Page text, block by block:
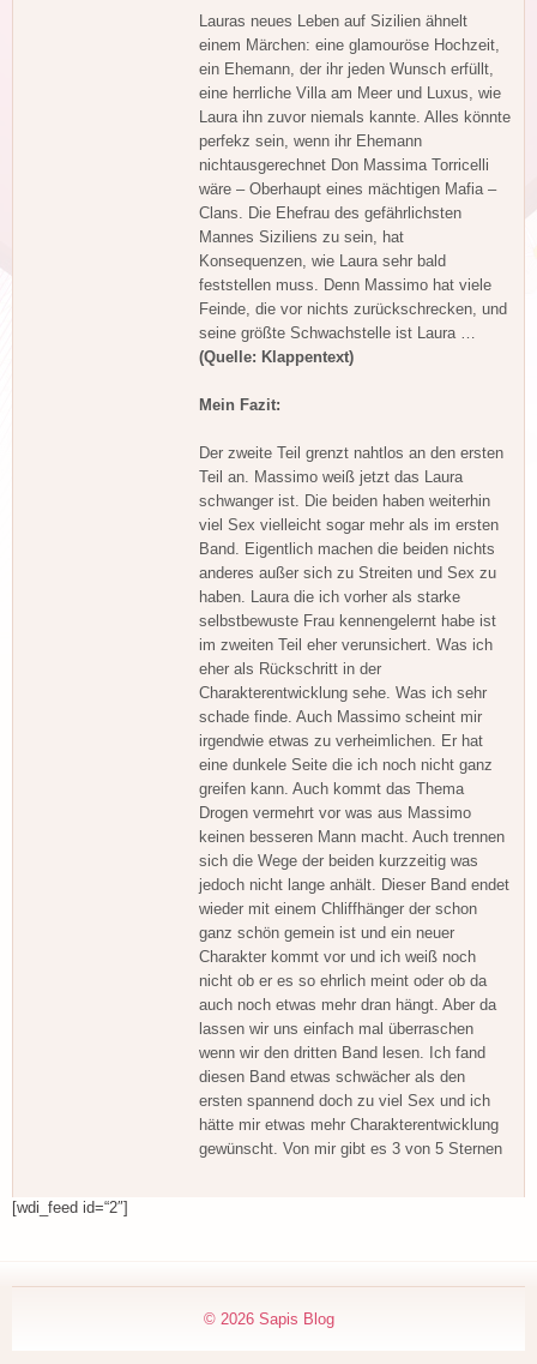
Lauras neues Leben auf Sizilien ähnelt
einem Märchen: eine glamouröse Hochzeit,
ein Ehemann, der ihr jeden Wunsch erfüllt,
eine herrliche Villa am Meer und Luxus, wie
Laura ihn zuvor niemals kannte. Alles könnte
perfekz sein, wenn ihr Ehemann
nichtausgerechnet Don Massima Torricelli
wäre – Oberhaupt eines mächtigen Mafia –
Clans. Die Ehefrau des gefährlichsten
Mannes Siziliens zu sein, hat
Konsequenzen, wie Laura sehr bald
feststellen muss. Denn Massimo hat viele
Feinde, die vor nichts zurückschrecken, und
seine größte Schwachstelle ist Laura …
(Quelle: Klappentext)
Mein Fazit:
Der zweite Teil grenzt nahtlos an den ersten
Teil an. Massimo weiß jetzt das Laura
schwanger ist. Die beiden haben weiterhin
viel Sex vielleicht sogar mehr als im ersten
Band. Eigentlich machen die beiden nichts
anderes außer sich zu Streiten und Sex zu
haben. Laura die ich vorher als starke
selbstbewuste Frau kennengelernt habe ist
im zweiten Teil eher verunsichert. Was ich
eher als Rückschritt in der
Charakterentwicklung sehe. Was ich sehr
schade finde. Auch Massimo scheint mir
irgendwie etwas zu verheimlichen. Er hat
eine dunkele Seite die ich noch nicht ganz
greifen kann. Auch kommt das Thema
Drogen vermehrt vor was aus Massimo
keinen besseren Mann macht. Auch trennen
sich die Wege der beiden kurzzeitig was
jedoch nicht lange anhält. Dieser Band endet
wieder mit einem Chliffhänger der schon
ganz schön gemein ist und ein neuer
Charakter kommt vor und ich weiß noch
nicht ob er es so ehrlich meint oder ob da
auch noch etwas mehr dran hängt. Aber da
lassen wir uns einfach mal überraschen
wenn wir den dritten Band lesen. Ich fand
diesen Band etwas schwächer als den
ersten spannend doch zu viel Sex und ich
hätte mir etwas mehr Charakterentwicklung
gewünscht. Von mir gibt es 3 von 5 Sternen
[wdi_feed id=“2″]
© 2026 Sapis Blog